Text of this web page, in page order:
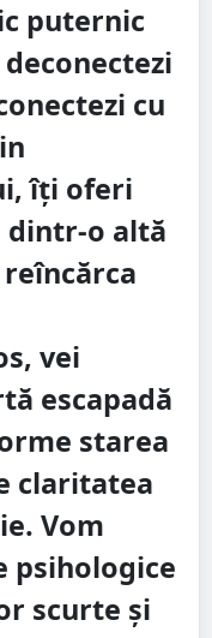
puternic
cu
îți oferi
dintr-o altă
vei
escapadă
starea
claritatea
Vom
psihologice
scurte și